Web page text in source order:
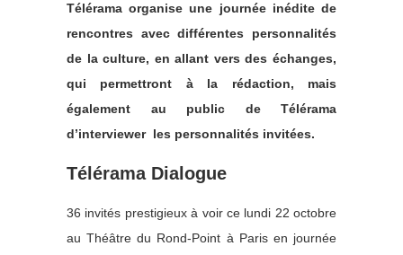
Télérama organise une journée inédite de
rencontres avec différentes personnalités
de la culture, en allant vers des échanges,
qui permettront à la rédaction, mais
également au public de Télérama
d’interviewer les personnalités invitées.
Télérama Dialogue
36 invités prestigieux à voir ce lundi 22 octobre
au Théâtre du Rond-Point à Paris en journée